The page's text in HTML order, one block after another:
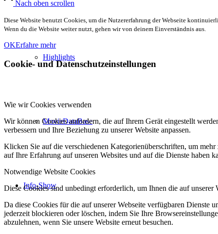
Highlights
MovieDataBase
Info-Show
Nach oben scrollen
Diese Website benutzt Cookies, um die Nutzererfahrung der Webseite
Wenn du die Website weiter nutzt, gehen wir von deinem Einverständnis aus.
OKErfahre mehr
Cookie- und Datenschutzeinstellungen
Wie wir Cookies verwenden
Wir können Cookies anfordern, die auf Ihrem Gerät eingestellt
verbessern und Ihre Beziehung zu unserer Website anpassen.
Klicken Sie auf die verschiedenen Kategorienüberschriften, um
auf Ihre Erfahrung auf unseren Websites und auf die Dienste haben
Notwendige Website Cookies
Diese Cookies sind unbedingt erforderlich, um Ihnen die auf
Da diese Cookies für die auf unserer Webseite verfügbaren
jederzeit blockieren oder löschen, indem Sie Ihre
abzulehnen, wenn Sie unsere Website erneut besuchen.